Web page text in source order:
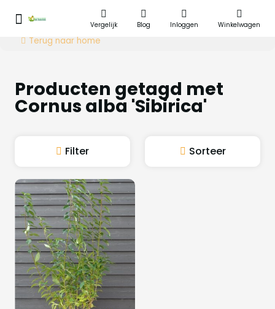
Vergelijk Blog Inloggen Winkelwagen
Terug naar home
Producten getagd met
Cornus alba 'Sibirica'
Filter Sorteer